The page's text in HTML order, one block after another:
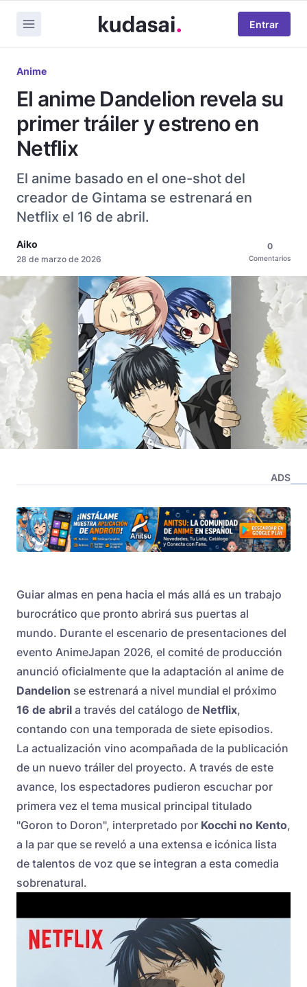
Entrar
Anime
El anime Dandelion revela su
primer tráiler y estreno en
Netflix
El anime basado en el one-shot del
creador de Gintama se estrenará en
Netflix el 16 de abril.
Aiko
28 de marzo de 2026
0
Comentarios
ADS
Guiar almas en pena hacia el más allá es un trabajo
burocrático que pronto abrirá sus puertas al
mundo. Durante el escenario de presentaciones del
evento AnimeJapan 2026, el comité de producción
anunció oficialmente que la adaptación al anime de
Dandelion se estrenará a nivel mundial el próximo
16 de abril a través del catálogo de Netflix,
contando con una temporada de siete episodios.
La actualización vino acompañada de la publicación
de un nuevo tráiler del proyecto. A través de este
avance, los espectadores pudieron escuchar por
primera vez el tema musical principal titulado
"Goron to Doron", interpretado por Kocchi no Kento,
a la par que se reveló a una extensa e icónica lista
de talentos de voz que se integran a esta comedia
sobrenatural.